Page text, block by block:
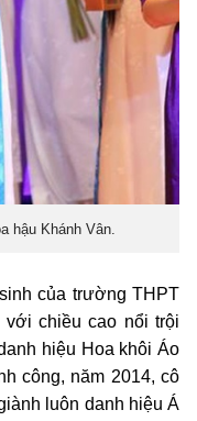
hậu Khánh Vân.
của trường THPT
với chiều cao nổi trội
hiệu Hoa khôi Áo
công, năm 2014, cô
luôn danh hiệu Á